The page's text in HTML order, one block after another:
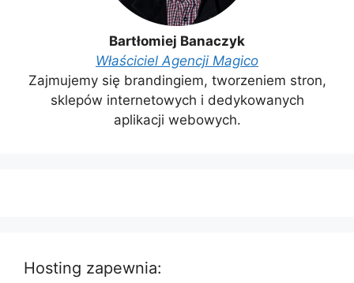
Bartłomiej Banaczyk
Właściciel Agencji Magico
Zajmujemy się brandingiem, tworzeniem stron,
sklepów internetowych i dedykowanych
aplikacji webowych.
Hosting zapewnia: